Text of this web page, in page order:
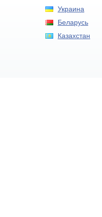
Украина
Беларусь
Казахстан